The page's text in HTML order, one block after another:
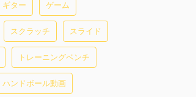
ギター ゲーム
スクラッチ スライド
トレーニングベンチ
ハンドボール動画